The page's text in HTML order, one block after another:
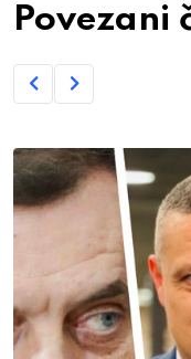
Povezani